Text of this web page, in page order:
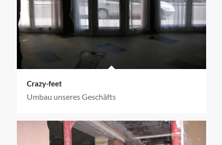
Crazy-feet
Umbau unseres Geschäfts